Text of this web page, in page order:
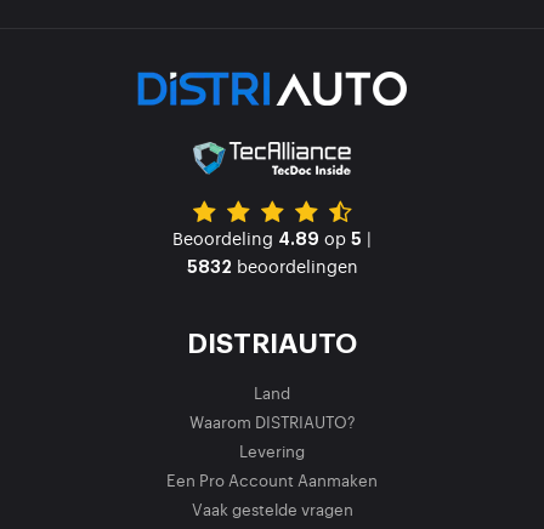
Beoordeling 4.89 op 5 |
5832 beoordelingen
DISTRIAUTO
Land
Waarom DISTRIAUTO?
Levering
Een Pro Account Aanmaken
Vaak gestelde vragen